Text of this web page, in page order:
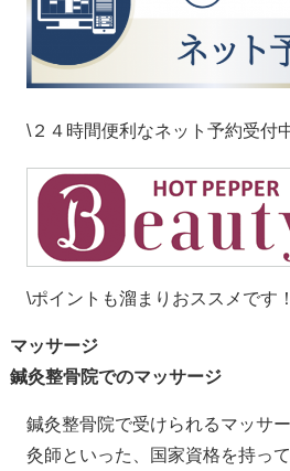
\２４時間便利なネット予約受付
\ポイントも溜まりおススメです
マッサージ
鍼灸整骨院でのマッサージ
鍼灸整骨院で受けられるマッサ
灸師といった、国家資格を持っ